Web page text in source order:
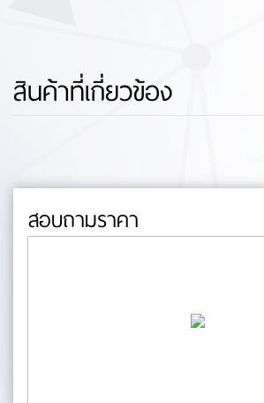
สินค้าที่เกี่ยวข้อง
สอบถามราคา